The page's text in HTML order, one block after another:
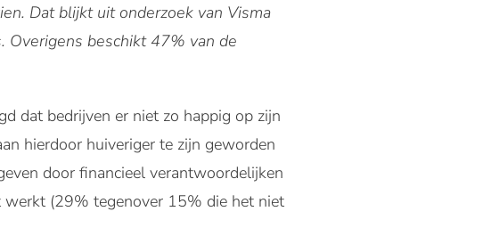
Dat blijkt uit onderzoek van Visma
Overigens beschikt 47% van de
dat bedrijven er niet zo happig op zijn
hierdoor huiveriger te zijn geworden
door financieel verantwoordelijken
werkt (29% tegenover 15% die het niet